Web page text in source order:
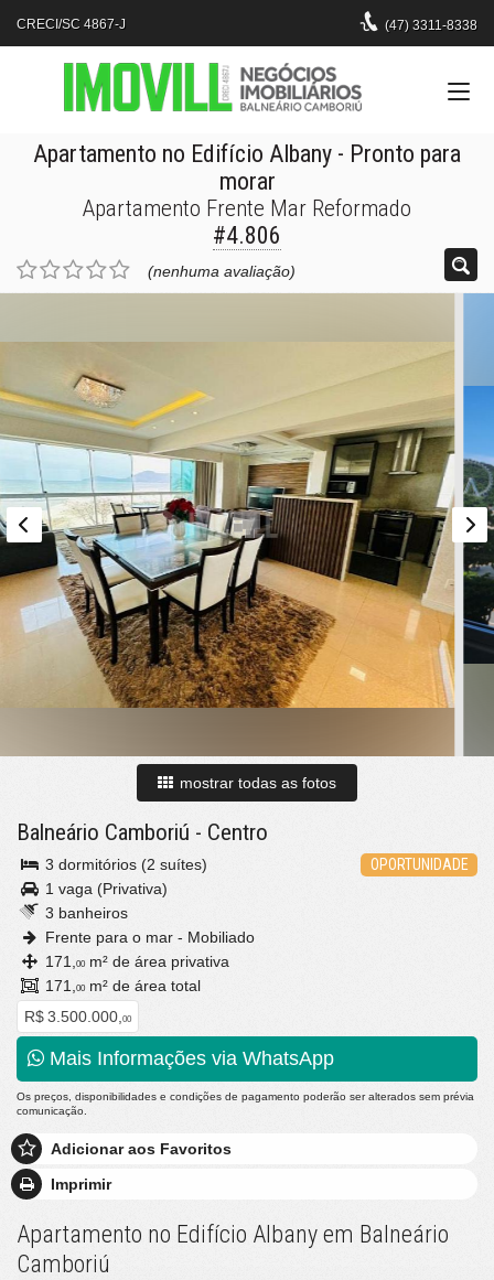
CRECI/SC 4867-J (47) 3311-8338
Apartamento no Edifício Albany - Pronto para
morar
Apartamento Frente Mar Reformado
#4.806
(nenhuma avaliação)
mostrar todas as fotos
Balneário Camboriú - Centro
OPORTUNIDADE
3 dormitórios (2 suítes)
1 vaga (Privativa)
3 banheiros
Frente para o mar - Mobiliado
171,
00 m² de área privativa
171,
00 m² de área total
R$ 3.500.000, 00
Mais Informações via WhatsApp
Os preços, disponibilidades e condições de pagamento poderão ser alterados sem prévia
comunicação.
Adicionar aos Favoritos
Imprimir
Apartamento no Edifício Albany em Balneário
Camboriú